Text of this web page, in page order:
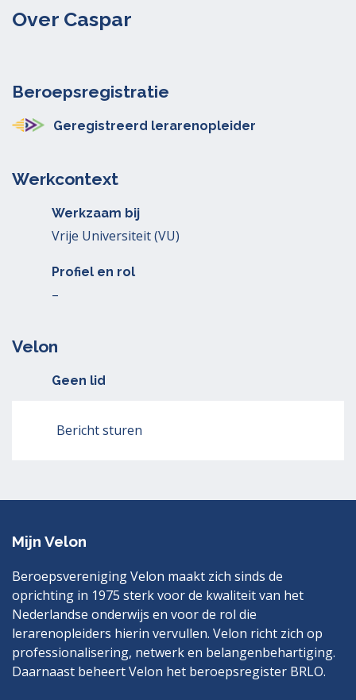
Over Caspar
Beroepsregistratie
Geregistreerd lerarenopleider
Werkcontext
Werkzaam bij
Vrije Universiteit (VU)
Profiel en rol
–
Velon
Geen lid
Bericht sturen
Mijn Velon
Beroepsvereniging Velon maakt zich sinds de
oprichting in 1975 sterk voor de kwaliteit van het
Nederlandse onderwijs en voor de rol die
lerarenopleiders hierin vervullen. Velon richt zich op
professionalisering, netwerk en belangenbehartiging.
Daarnaast beheert Velon het beroepsregister BRLO.